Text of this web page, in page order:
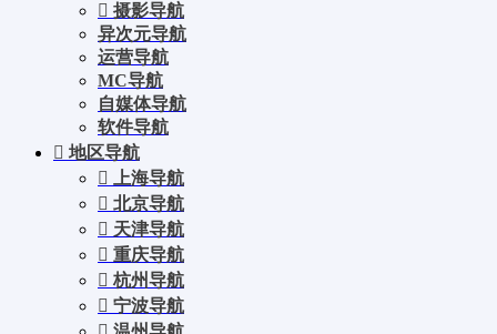
摄影导航
异次元导航
运营导航
MC导航
自媒体导航
软件导航
地区导航
上海导航
北京导航
天津导航
重庆导航
杭州导航
宁波导航